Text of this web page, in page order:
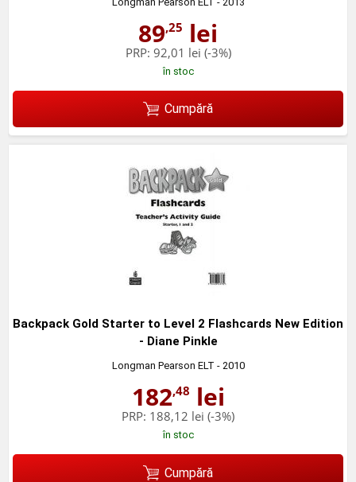
89,25 lei
PRP: 92,01 lei (-3%)
în stoc
Cumpără
Backpack Gold Starter to Level 2 Flashcards New Edition
- Diane Pinkle
Longman Pearson ELT - 2010
182,48 lei
PRP: 188,12 lei (-3%)
în stoc
Cumpără